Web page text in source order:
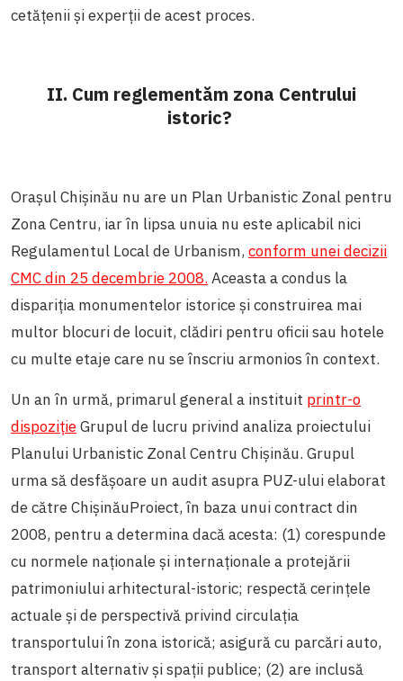
cetățenii și experții de acest proces.
II. Cum reglementăm zona Centrului
istoric?
Orașul Chișinău nu are un Plan Urbanistic Zonal pentru
Zona Centru, iar în lipsa unuia nu este aplicabil nici
Regulamentul Local de Urbanism, conform unei decizii
CMC din 25 decembrie 2008. Aceasta a condus la
dispariția monumentelor istorice și construirea mai
multor blocuri de locuit, clădiri pentru oficii sau hotele
cu multe etaje care nu se înscriu armonios în context.
Un an în urmă, primarul general a instituit printr-o
dispozițieGrupul de lucru privind analiza proiectului
Planului Urbanistic Zonal Centru Chișinău. Grupul
urma să desfășoare un audit asupra PUZ-ului elaborat
de către ChișinăuProiect, în baza unui contract din
2008, pentru a determina dacă acesta: (1) corespunde
cu normele naționale și internaționale a protejării
patrimoniului arhitectural-istoric; respectă cerințele
actuale și de perspectivă privind circulația
transportului în zona istorică; asigură cu parcări auto,
transport alternativ și spații publice; (2) are inclusă